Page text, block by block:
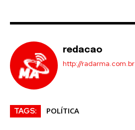
redacao
http://radarma.com.br
TAGS: POLÍTICA